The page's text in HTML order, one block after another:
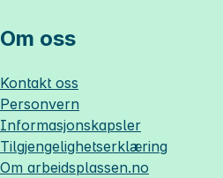
Om oss
Kontakt oss
Personvern
Informasjonskapsler
Tilgjengelighetserklæring
Om arbeidsplassen.no